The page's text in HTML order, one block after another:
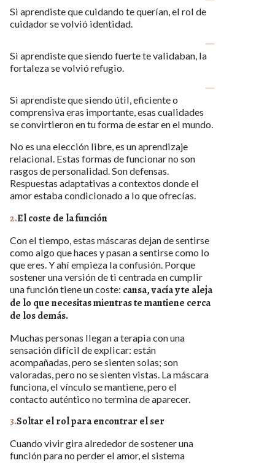
Si aprendiste que cuidando te querían, el rol de
cuidador se volvió identidad.
Si aprendiste que siendo fuerte te validaban, la
fortaleza se volvió refugio.
Si aprendiste que siendo útil, eficiente o
comprensiva eras importante, esas cualidades
se convirtieron en tu forma de estar en el mundo.
No es una elección libre, es un aprendizaje
relacional. Estas formas de funcionar no son
rasgos de personalidad. Son defensas.
Respuestas adaptativas a contextos donde el
amor estaba condicionado a lo que ofrecías.
2.El coste de la función
Con el tiempo, estas máscaras dejan de sentirse
como algo que haces y pasan a sentirse como lo
que eres. Y ahí empieza la confusión. Porque
sostener una versión de ti centrada en cumplir
una función tiene un coste: cansa, vacía y te aleja
de lo que necesitas mientras te mantiene cerca
de los demás.
Muchas personas llegan a terapia con una
sensación difícil de explicar: están
acompañadas, pero se sienten solas; son
valoradas, pero no se sienten vistas. La máscara
funciona, el vínculo se mantiene, pero el
contacto auténtico no termina de aparecer.
3.Soltar el rol para encontrar el ser
Cuando vivir gira alrededor de sostener una
función para no perder el amor, el sistema